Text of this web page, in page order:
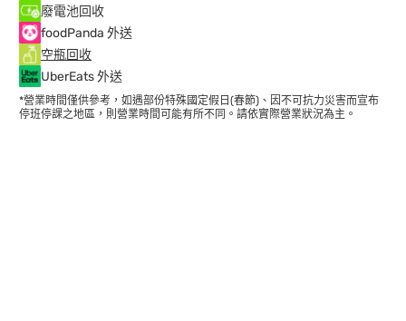
廢電池回收
foodPanda 外送
空瓶回收
UberEats 外送
*營業時間僅供參考，如遇部份特殊國定假日(春節)、因不可抗力災害而宣布
停班停課之地區，則營業時間可能有所不同。請依實際營業狀況為主。